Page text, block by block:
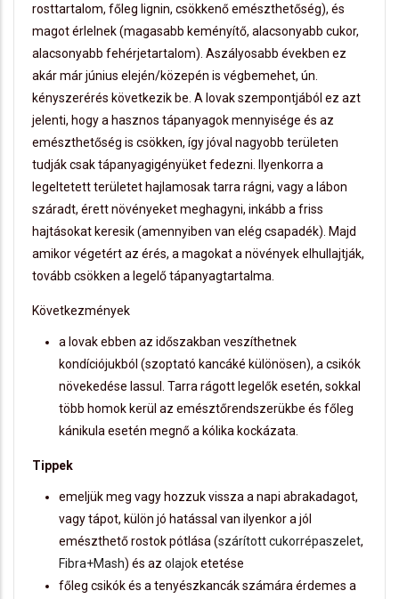
rosttartalom, főleg lignin, csökkenő emészthetőség), és
magot érlelnek (magasabb keményítő, alacsonyabb cukor,
alacsonyabb fehérjetartalom). Aszályosabb években ez
akár már június elején/közepén is végbemehet, ún.
kényszerérés következik be. A lovak szempontjából ez azt
jelenti, hogy a hasznos tápanyagok mennyisége és az
emészthetőség is csökken, így jóval nagyobb területen
tudják csak tápanyagigényüket fedezni. Ilyenkorra a
legeltetett területet hajlamosak tarra rágni, vagy a lábon
száradt, érett növényeket meghagyni, inkább a friss
hajtásokat keresik (amennyiben van elég csapadék). Majd
amikor végetért az érés, a magokat a növények elhullajtják,
tovább csökken a legelő tápanyagtartalma.
Következmények
a lovak ebben az időszakban veszíthetnek
kondíciójukból (szoptató kancáké különösen), a csikók
növekedése lassul. Tarra rágott legelők esetén, sokkal
több homok kerül az emésztőrendszerükbe és főleg
kánikula esetén megnő a kólika kockázata.
Tippek
emeljük meg vagy hozzuk vissza a napi abrakadagot,
vagy tápot, külön jó hatással van ilyenkor a jól
emészthető rostok pótlása (szárított cukorrépaszelet,
Fibra+Mash) és az olajoketetése
főleg csikók és a tenyészkancák számára érdemes a